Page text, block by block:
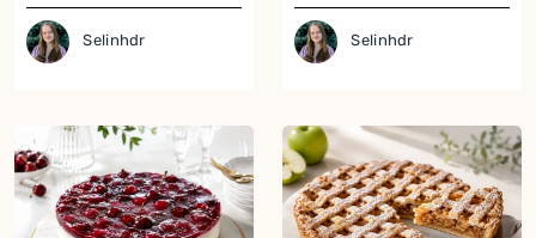
Selinhdr Selinhdr